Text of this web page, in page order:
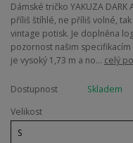
Dámské tričko YAKUZA
příliš štíhlé, ne příliš volné,
vintage potisk. Je doplněna
pozornost našim
je vysoký 1,73 m a no... celý
Dostupnost
Skladem
Velikost